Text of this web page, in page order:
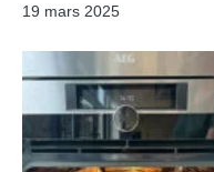
19 mars 2025